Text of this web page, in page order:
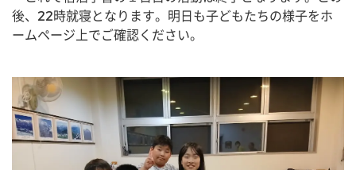
後、22時就寝となります。明日も子どもたちの様子をホ
ームページ上でご確認ください。